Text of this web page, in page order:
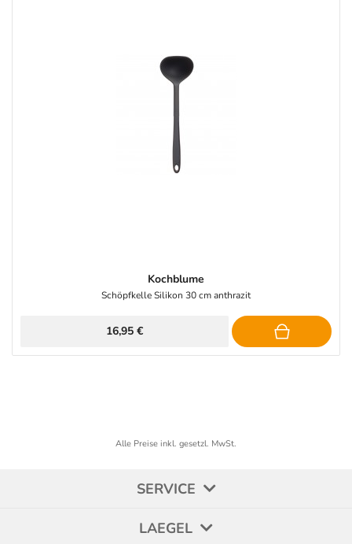
Kochblume
Schöpfkelle Silikon 30 cm anthrazit
16,95 €
Alle Preise inkl. gesetzl. MwSt.
SERVICE
LAEGEL